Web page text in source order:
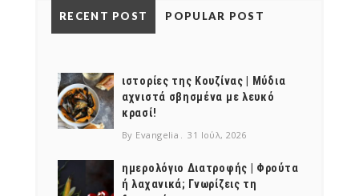
RECENT POST POPULAR POST
ιστορίες της Κουζίνας | Μύδια
αχνιστά σβησμένα με λευκό
κρασί!
By Evangelia 31 Ιούλ, 2026
ημερολόγιο Διατροφής | Φρούτα
ή λαχανικά; Γνωρίζεις τη